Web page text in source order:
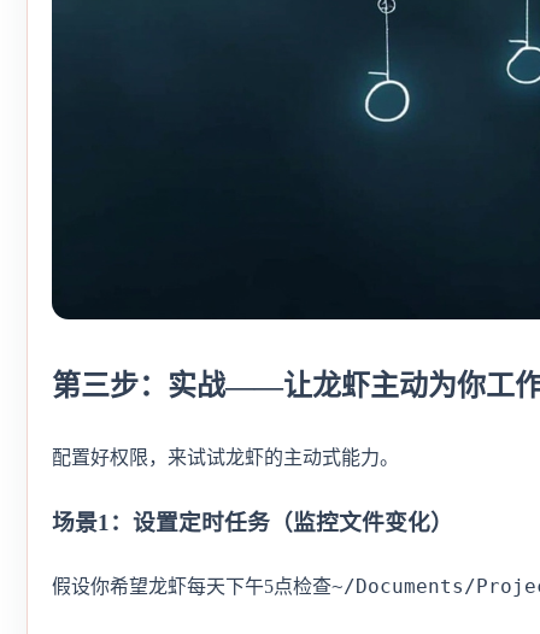
第三步：实战——让龙虾主动为你工
配置好权限，来试试龙虾的主动式能力。
场景1：设置定时任务（监控文件变化）
假设你希望龙虾每天下午5点检查~/Documents/